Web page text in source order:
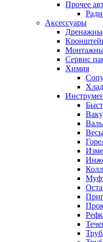
Прочее
Аксессуары
Сервис
Химия